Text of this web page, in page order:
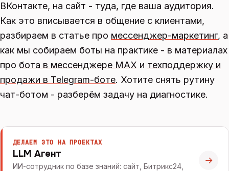
ВКонтакте, на сайт - туда, где ваша аудитория.
Как это вписывается в общение с клиентами,
разбираем в статье про мессенджер-маркетинг, а
как мы собираем боты на практике - в материалах
про бота в мессенджере MAX и техподдержку и
продажи в Telegram-боте. Хотите снять рутину
чат-ботом - разберём задачу на диагностике.
ДЕЛАЕМ ЭТО НА ПРОЕКТАХ
LLM Агент
ИИ-сотрудник по базе знаний: сайт, Битрикс24,
→